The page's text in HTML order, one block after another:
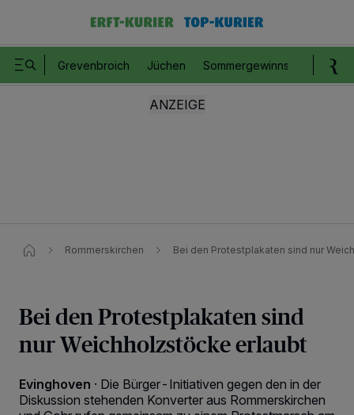
Grevenbroich Jüchen Sommergewinnspiel
Rommerskirchen Bei den Protestplakaten sind nur
Bei den Protestplakaten sind
nur Weichholzstöcke erlaubt
Evinghoven · Die Bürger-Initiativen gegen den in der
Diskussion stehenden Konverter aus Rommerskirchen
wie Browserdaten oder eindeutige Kennungen auf Ihrem Gerät zu. Durch Auswahl
von OK aktivieren Sie Tracking-Technologien für die unter „Wir und unsere
Partner verarbeiten Daten, um Ihnen Dienste bereitzustellen“ aufgeführten